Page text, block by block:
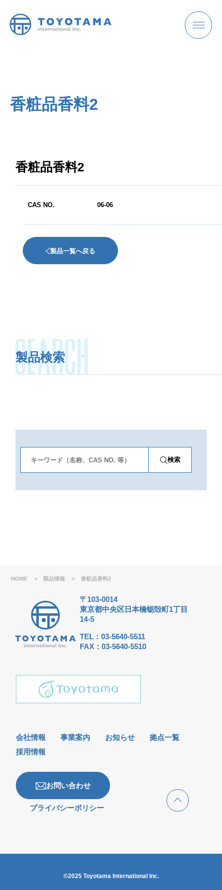
香粧品香料2
香粧品香料2
CAS NO. 06-06
製品一覧へ戻る
製品検索
検索
会社情報
SERVICE
事業案内
採用情報
HOME > 製品情報 > 香粧品香料2
〒103-0014
東京都中央区日本橋蛎殻町1丁目
14-5
TEL：03-5640-5511
FAX：03-5640-5510
会社情報 事業案内 お知らせ
拠点一覧
採用情報
お問い合わせ
プライバシーポリシー
©2025 Toyotama International Inc.